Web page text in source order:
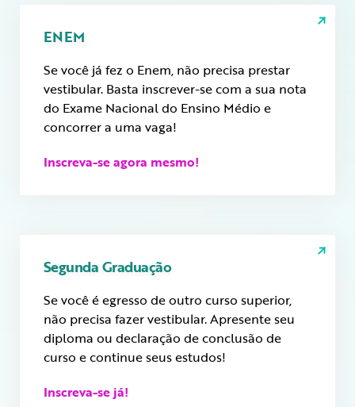
ENEM
Se você já fez o Enem, não precisa prestar
vestibular. Basta inscrever-se com a sua nota
do Exame Nacional do Ensino Médio e
concorrer a uma vaga!
Inscreva-se agora mesmo!
Segunda Graduação
Se você é egresso de outro curso superior,
não precisa fazer vestibular. Apresente seu
diploma ou declaração de conclusão de
curso e continue seus estudos!
Inscreva-se já!